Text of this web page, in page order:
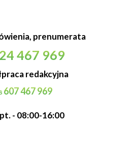
prenumerata
467 969
redakcyjna
607 467 969
- 08:00-16:00